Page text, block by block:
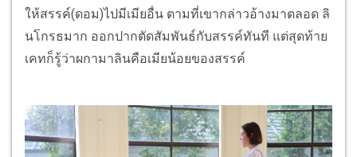
ให้สรรค์(ดอม)ไปมีเมียอื่น ตามที่เขากล่าวอ้างมาตลอด ลิ
นโกรธมาก ออกปากตัดสัมพันธ์กับสรรค์ทันที แต่สุดท้าย
เคทก็รู้ว่าผกามาลินคือเมียน้อยของสรรค์